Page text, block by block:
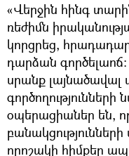
«Վերջին հինգ
ռեժիմն
կորցրեց,
դարձան գործելաոճ:
սրանք
օպերացիաներ են,
որոշակի հիմքեր